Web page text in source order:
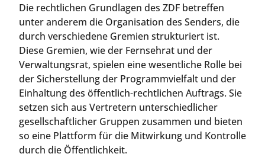
Die rechtlichen Grundlagen des ZDF betreffen
unter anderem die Organisation des Senders, die
durch verschiedene Gremien strukturiert ist.
Diese Gremien, wie der Fernsehrat und der
Verwaltungsrat, spielen eine wesentliche Rolle bei
der Sicherstellung der Programmvielfalt und der
Einhaltung des öffentlich-rechtlichen Auftrags. Sie
setzen sich aus Vertretern unterschiedlicher
gesellschaftlicher Gruppen zusammen und bieten
so eine Plattform für die Mitwirkung und Kontrolle
durch die Öffentlichkeit.